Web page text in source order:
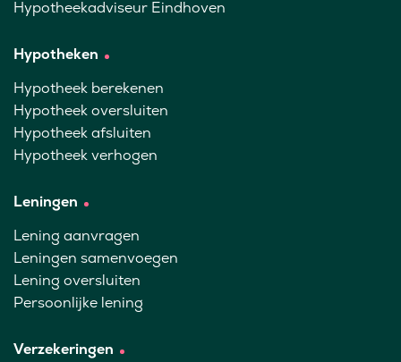
Hypotheekadviseur Eindhoven
Hypotheken
Hypotheek berekenen
Hypotheek oversluiten
Hypotheek afsluiten
Hypotheek verhogen
Leningen
Lening aanvragen
Leningen samenvoegen
Lening oversluiten
Persoonlijke lening
Verzekeringen